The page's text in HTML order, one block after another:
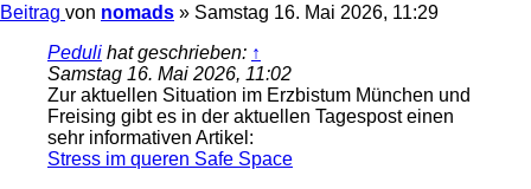
Beitrag von nomads » Samstag 16. Mai 2026, 11:29
Peduli hat geschrieben: ↑
Samstag 16. Mai 2026, 11:02
Zur aktuellen Situation im Erzbistum München und
Freising gibt es in der aktuellen Tagespost einen
sehr informativen Artikel:
Stress im queren Safe Space